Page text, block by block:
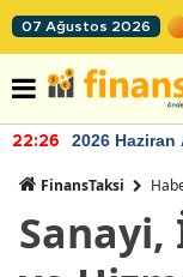
07 Ağustos 2026
22:26 2026 Haziran
FinansTaksi